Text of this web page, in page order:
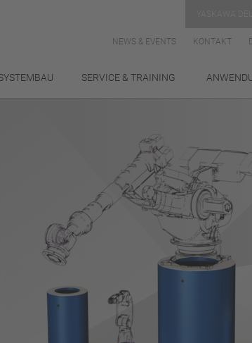
NEWS & EVENTS KONTAKT
SERVICE & TRAINING